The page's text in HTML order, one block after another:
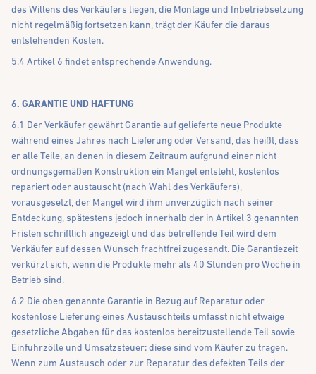
des Willens des Verkäufers liegen, die Montage und Inbetriebsetzung
nicht regelmäßig fortsetzen kann, trägt der Käufer die daraus
entstehenden Kosten.
5.4 Artikel 6 findet entsprechende Anwendung.
6. GARANTIE UND HAFTUNG
6.1 Der Verkäufer gewährt Garantie auf gelieferte neue Produkte
während eines Jahres nach Lieferung oder Versand, das heißt, dass
er alle Teile, an denen in diesem Zeitraum aufgrund einer nicht
ordnungsgemäßen Konstruktion ein Mangel entsteht, kostenlos
repariert oder austauscht (nach Wahl des Verkäufers),
vorausgesetzt, der Mangel wird ihm unverzüglich nach seiner
Entdeckung, spätestens jedoch innerhalb der in Artikel 3 genannten
Fristen schriftlich angezeigt und das betreffende Teil wird dem
Verkäufer auf dessen Wunsch frachtfrei zugesandt. Die Garantiezeit
verkürzt sich, wenn die Produkte mehr als 40 Stunden pro Woche in
Betrieb sind.
6.2 Die oben genannte Garantie in Bezug auf Reparatur oder
kostenlose Lieferung eines Austauschteils umfasst nicht etwaige
gesetzliche Abgaben für das kostenlos bereitzustellende Teil sowie
Einfuhrzölle und Umsatzsteuer; diese sind vom Käufer zu tragen.
Wenn zum Austausch oder zur Reparatur des defekten Teils der